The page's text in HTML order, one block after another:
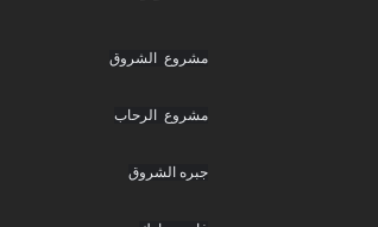
مشروع  الشروق
مشروع  الرحاب
جبره الشروق